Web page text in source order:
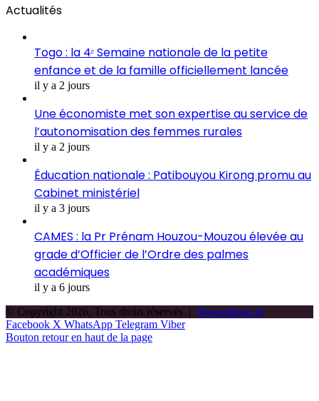
Actualités
Togo : la 4ᵉ Semaine nationale de la petite
enfance et de la famille officiellement lancée
il y a 2 jours
Une économiste met son expertise au service de
l’autonomisation des femmes rurales
il y a 2 jours
Éducation nationale : Patibouyou Kirong promu au
Cabinet ministériel
il y a 3 jours
CAMES : la Pr Prénam Houzou-Mouzou élevée au
grade d’Officier de l’Ordre des palmes
académiques
il y a 6 jours
© Copyright 2026, Tous droits réservés | Newsoftogo.tg
Facebook X WhatsApp Telegram Viber
Bouton retour en haut de la page